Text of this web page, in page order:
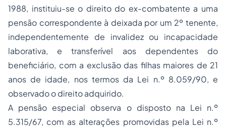
1988, instituiu-se o direito do ex-combatente a uma
pensão correspondente à deixada por um 2º tenente,
independentemente de invalidez ou incapacidade
laborativa, e transferível aos dependentes do
beneficiário, com a exclusão das filhas maiores de 21
anos de idade, nos termos da Lei n.º 8.059/90, e
observado o direito adquirido.
A pensão especial observa o disposto na Lei n.º
5.315/67, com as alterações promovidas pela Lei n.º